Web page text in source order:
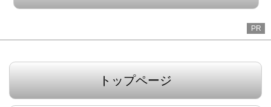
PR
トップページ